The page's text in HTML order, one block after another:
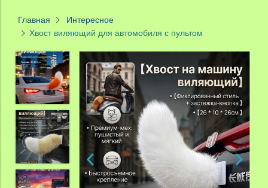
Главная
Интересное
Хвост виляющий для автомобиля с пультом